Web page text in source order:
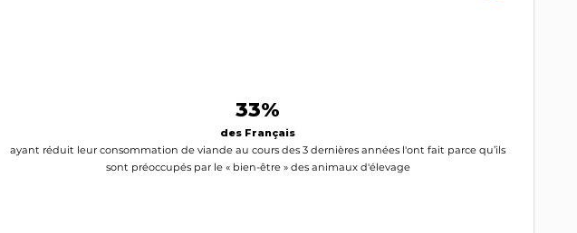
33%
des Français
ayant réduit leur consommation de viande au cours des 3 dernières années l'ont fait parce qu’ils
sont préoccupés par le « bien-être » des animaux d'élevage